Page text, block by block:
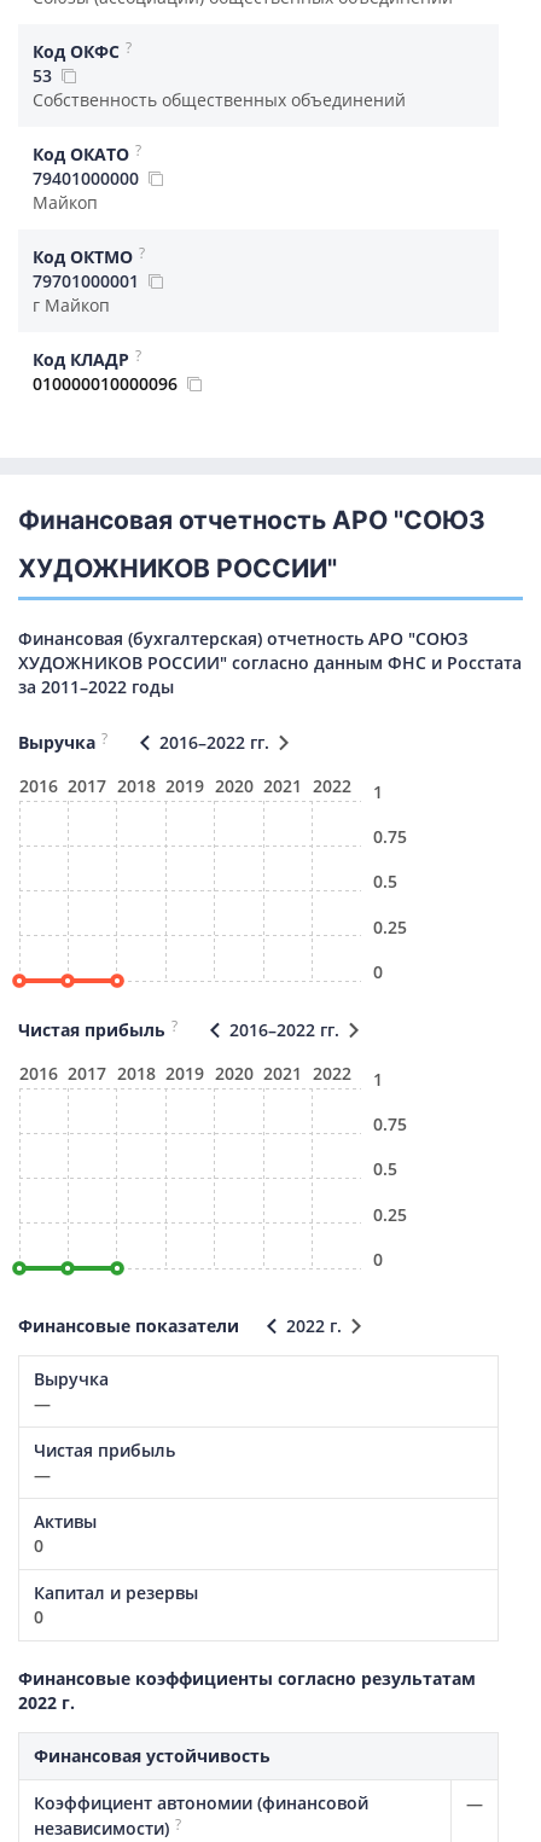
Код ОКФС ?
53
Собственность общественных объединений
Код ОКАТО ?
79401000000
Майкоп
Код ОКТМО ?
79701000001
г Майкоп
Код КЛАДР ?
010000010000096
Финансовая отчетность АРО "СОЮЗ
ХУДОЖНИКОВ РОССИИ"
Финансовая (бухгалтерская) отчетность АРО "СОЮЗ
ХУДОЖНИКОВ РОССИИ" согласно данным ФНС и Росстата
за 2011–2022 годы
Выручка ?
2016–2022 гг.
2016 2017 2018 2019 2020 2021 2022
0
0.25
0.5
0.75
1
Чистая прибыль ?
2016–2022 гг.
2016 2017 2018 2019 2020 2021 2022
0
0.25
0.5
0.75
1
Финансовые показатели 2022 г.
Выручка
—
Чистая прибыль
—
Активы
0
Капитал и резервы
0
Финансовые коэффициенты согласно результатам
2022 г.
Финансовая устойчивость
Коэффициент автономии (финансовой
независимости) ?
—